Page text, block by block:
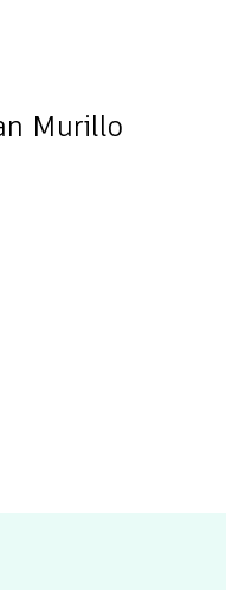
Murillo